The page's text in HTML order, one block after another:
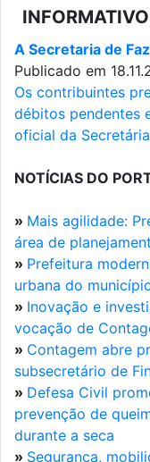
A Secretaria de
Publicado em
Os contribuintes
débitos pendentes
oficial da
NOTÍCIAS DO
» Mais agilidade:
área de
» Prefeitura
urbana do
» Inovação e
vocação de
» Contagem abre
subsecretário de
» Defesa Civil
prevenção de
durante a seca
» Segurança,